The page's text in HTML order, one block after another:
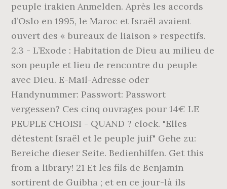
peuple irakien Anmelden. Après les accords
d’Oslo en 1995, le Maroc et Israël avaient
ouvert des « bureaux de liaison » respectifs.
2.3 - L’Exode : Habitation de Dieu au milieu de
son peuple et lieu de rencontre du peuple
avec Dieu. E-Mail-Adresse oder
Handynummer: Passwort: Passwort
vergessen? Ces cinq ouvrages pour 14€ LE
PEUPLE CHOISI - QUAND ? clock. "Elles
détestent Israël et le peuple juif" Gehe zu:
Bereiche dieser Seite. Bedienhilfen. Get this
from a library! 21 Et les fils de Benjamin
sortirent de Guibha ; et en ce jour-là ils